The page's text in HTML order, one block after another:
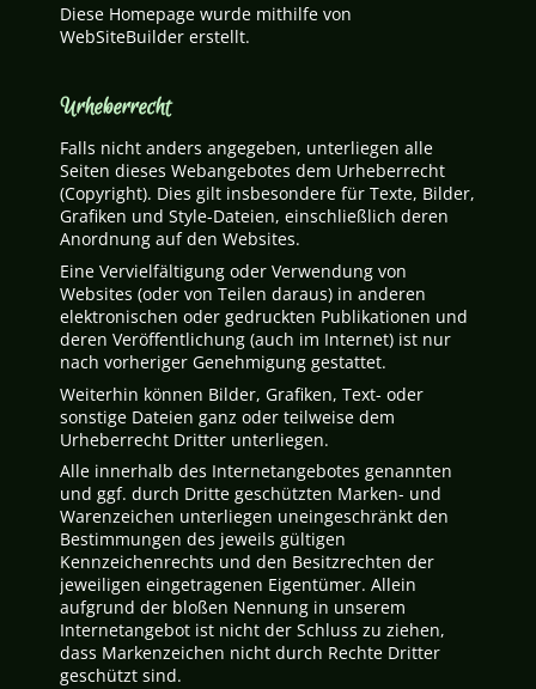
Diese Homepage wurde mithilfe von
WebSiteBuilder erstellt.
Urheberrecht
Falls nicht anders angegeben, unterliegen alle
Seiten dieses Webangebotes dem Urheberrecht
(Copyright). Dies gilt insbesondere für Texte, Bilder,
Grafiken und Style-Dateien, einschließlich deren
Anordnung auf den Websites.
Eine Vervielfältigung oder Verwendung von
Websites (oder von Teilen daraus) in anderen
elektronischen oder gedruckten Publikationen und
deren Veröffentlichung (auch im Internet) ist nur
nach vorheriger Genehmigung gestattet.
Weiterhin können Bilder, Grafiken, Text- oder
sonstige Dateien ganz oder teilweise dem
Urheberrecht Dritter unterliegen.
Alle innerhalb des Internetangebotes genannten
und ggf. durch Dritte geschützten Marken- und
Warenzeichen unterliegen uneingeschränkt den
Bestimmungen des jeweils gültigen
Kennzeichenrechts und den Besitzrechten der
jeweiligen eingetragenen Eigentümer. Allein
aufgrund der bloßen Nennung in unserem
Internetangebot ist nicht der Schluss zu ziehen,
dass Markenzeichen nicht durch Rechte Dritter
geschützt sind.